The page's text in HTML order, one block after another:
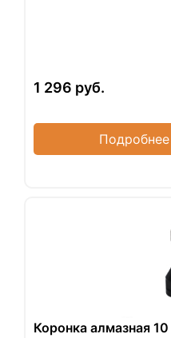
1 296 руб.
Подробнее
Коронка алмазная